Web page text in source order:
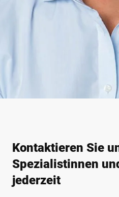
Kontaktieren Sie
Spezialistinnen
jederzeit